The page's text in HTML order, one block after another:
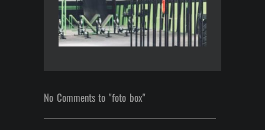
No Comments to "foto box"